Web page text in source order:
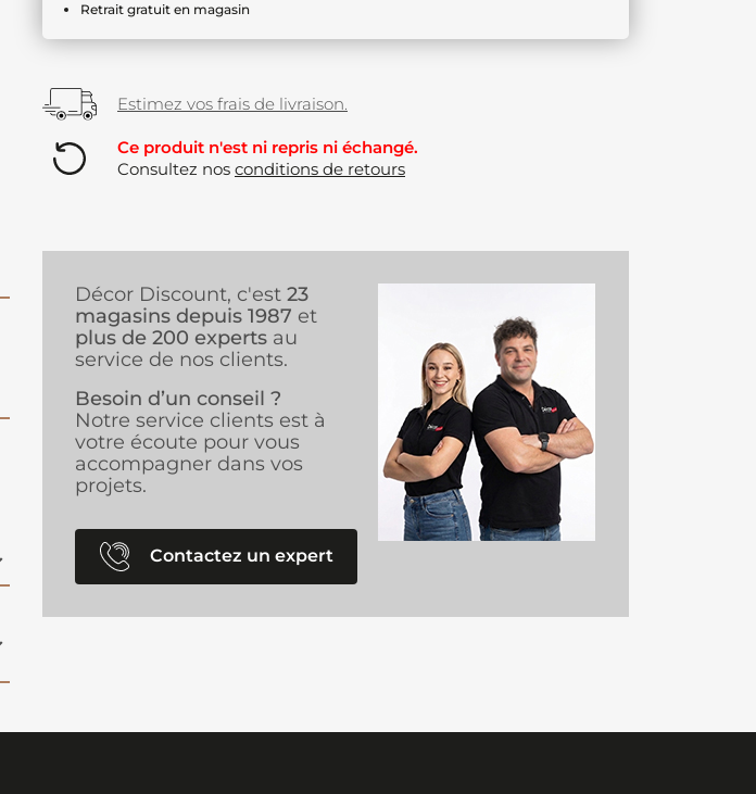
Retrait gratuit en magasin
Estimez vos frais de livraison.
Ce produit n'est ni repris ni échangé.
Consultez nos conditions de retours
Décor Discount, c'est 23
magasins depuis 1987 et
plus de 200 experts au
service de nos clients.
Besoin d’un conseil ?
Notre service clients est à
votre écoute pour vous
accompagner dans vos
projets.
Contactez un expert